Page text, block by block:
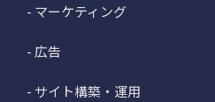
- マーケティング
- 広告
- サイト構築・運用